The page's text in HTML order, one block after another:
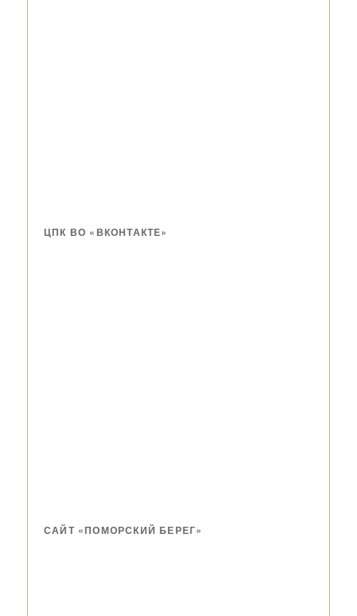
ЦПК ВО «ВКОНТАКТЕ»
САЙТ «ПОМОРСКИЙ БЕРЕГ»